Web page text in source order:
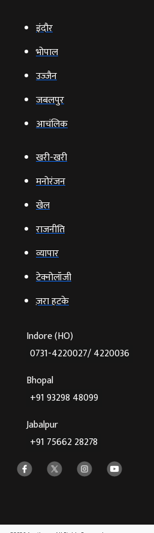
इंदौर
भोपाल
उज्‍जैन
जबलपुर
आचंलिक
खरी-खरी
मनोरंजन
खेल
राजनीति
व्‍यापार
टेक्‍नोलॉजी
ज़रा हटके
Indore (HO)
0731-4220027/ 4220036
Bhopal
+91 93298 48099
Jabalpur
+91 75662 28278